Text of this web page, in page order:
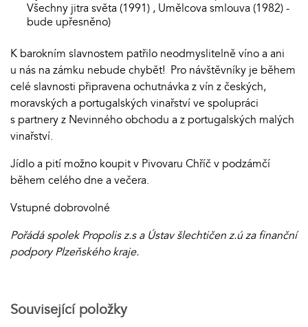
Všechny jitra světa (1991) , Umělcova smlouva (1982) -
bude upřesněno)
K barokním slavnostem patřilo neodmyslitelně víno a ani
u nás na zámku nebude chybět! Pro návštěvníky je během
celé slavnosti připravena ochutnávka z vín z českých,
moravských a portugalských vinařství ve spolupráci
s partnery z Nevinného obchodu a z portugalských malých
vinařství.
Jídlo a pití možno koupit v Pivovaru Chříč v podzámčí
během celého dne a večera.
Vstupné dobrovolné
Pořádá spolek Propolis z.s a Ústav šlechtičen z.ú za finanční
podpory Plzeňského kraje.
Související položky